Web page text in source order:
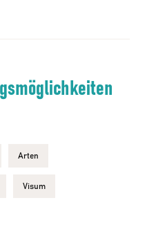
Arten
Visum